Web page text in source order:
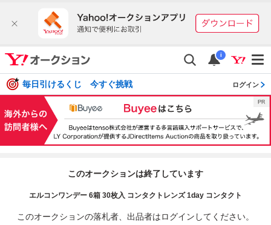
i
毎日引けるくじ 今すぐ挑戦 ログイン
このオークションは終了しています
エルコンワンデー 6箱 30枚入 コンタクトレンズ 1day コンタクト
このオークションの落札者、出品者はログインしてください。